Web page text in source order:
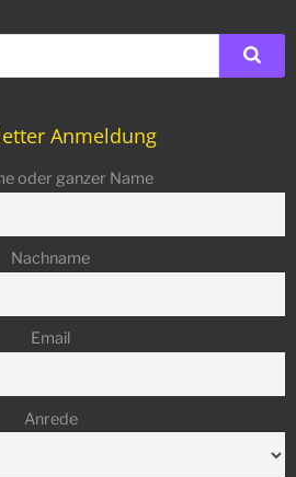
Anmeldung
oder ganzer Name
Nachname
Email
Anrede